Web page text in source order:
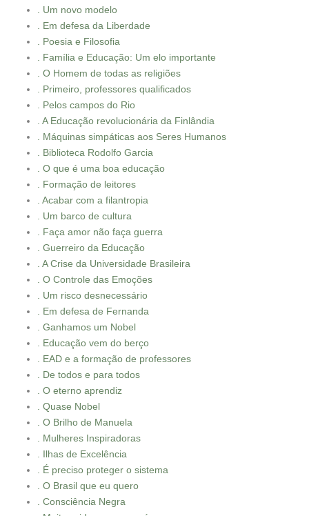
. Um novo modelo
. Em defesa da Liberdade
. Poesia e Filosofia
. Família e Educação: Um elo importante
. O Homem de todas as religiões
. Primeiro, professores qualificados
. Pelos campos do Rio
. A Educação revolucionária da Finlândia
. Máquinas simpáticas aos Seres Humanos
. Biblioteca Rodolfo Garcia
. O que é uma boa educação
. Formação de leitores
. Acabar com a filantropia
. Um barco de cultura
. Faça amor não faça guerra
. Guerreiro da Educação
. A Crise da Universidade Brasileira
. O Controle das Emoções
. Um risco desnecessário
. Em defesa de Fernanda
. Ganhamos um Nobel
. Educação vem do berço
. EAD e a formação de professores
. De todos e para todos
. O eterno aprendiz
. Quase Nobel
. O Brilho de Manuela
. Mulheres Inspiradoras
. Ilhas de Excelência
. É preciso proteger o sistema
. O Brasil que eu quero
. Consciência Negra